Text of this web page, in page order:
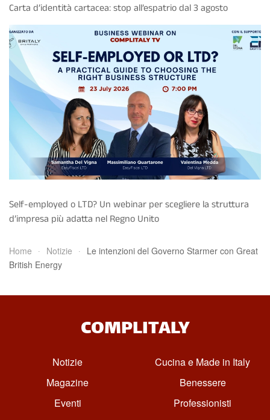
Carta d’identità cartacea: stop all’espatrio dal 3 agosto
Self-employed o LTD? Un webinar per scegliere la struttura
d’impresa più adatta nel Regno Unito
Home Notizie
Le intenzioni del Governo Starmer con Great
British Energy
COMPLITALY
Notizie
Magazine
Eventi
Cucina e Made in Italy
Benessere
Professionisti